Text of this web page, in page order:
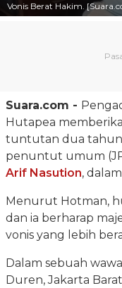
Vonis Berat Hakim.
Suara.com -
Hutapea
tuntutan dua tahun
penuntut umum
Arif Nasution,
Menurut Hotman,
dan ia berharap
vonis yang lebih
Dalam sebuah
Duren, Jakarta